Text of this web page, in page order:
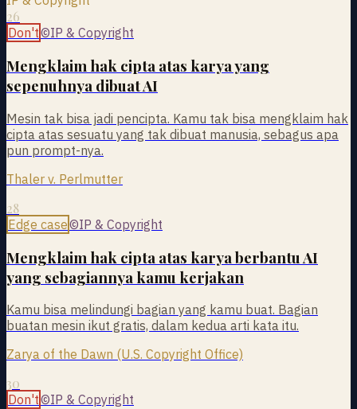
26
Don't©IP & Copyright
Mengklaim hak cipta atas karya yang
sepenuhnya dibuat AI
Mesin tak bisa jadi pencipta. Kamu tak bisa mengklaim hak
cipta atas sesuatu yang tak dibuat manusia, sebagus apa
pun prompt-nya.
Thaler v. Perlmutter
28
Edge case©IP & Copyright
Mengklaim hak cipta atas karya berbantu AI
yang sebagiannya kamu kerjakan
Kamu bisa melindungi bagian yang kamu buat. Bagian
buatan mesin ikut gratis, dalam kedua arti kata itu.
Zarya of the Dawn (U.S. Copyright Office)
30
Don't©IP & Copyright